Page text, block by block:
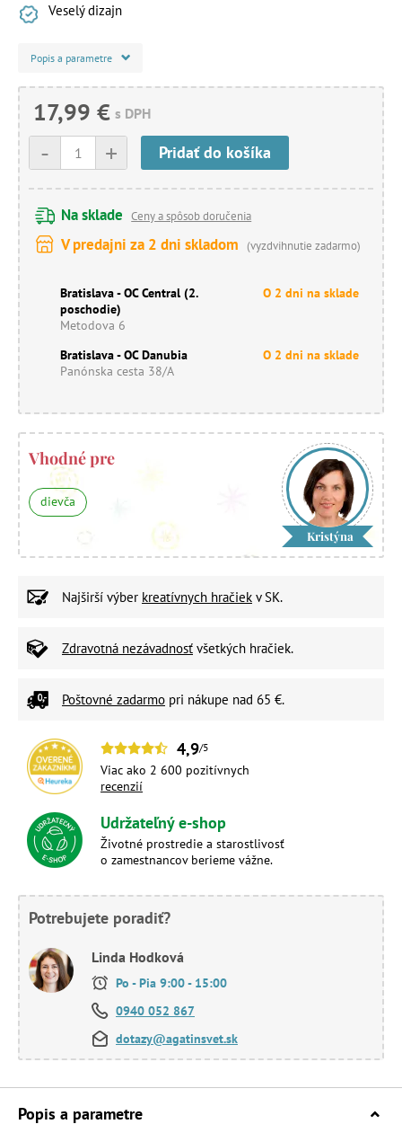
Veselý dizajn
Popis a parametre
17,99 € s DPH
+
- Pridať do košíka
Na sklade Ceny a spôsob doručenia
V predajni za 2 dni skladom (vyzdvihnutie zadarmo)
Bratislava - OC Central (2.
poschodie)
Metodova 6
O 2 dni na sklade
Bratislava - OC Danubia
Panónska cesta 38/A
O 2 dni na sklade
Vhodné pre
dievča
Kristýna
Najširší výber kreatívnych hračiek v SK.
Zdravotná nezávadnosť všetkých hračiek.
Poštovné zadarmo pri nákupe nad 65 €.
4,9/5
Viac ako 2 600 pozitívnych
recenzií
Udržateľný e-shop
Životné prostredie a starostlivosť
o zamestnancov berieme vážne.
Potrebujete poradiť?
Linda Hodková
Po - Pia 9:00 - 15:00
0940 052 867
dotazy@agatinsvet.sk
Popis a parametre